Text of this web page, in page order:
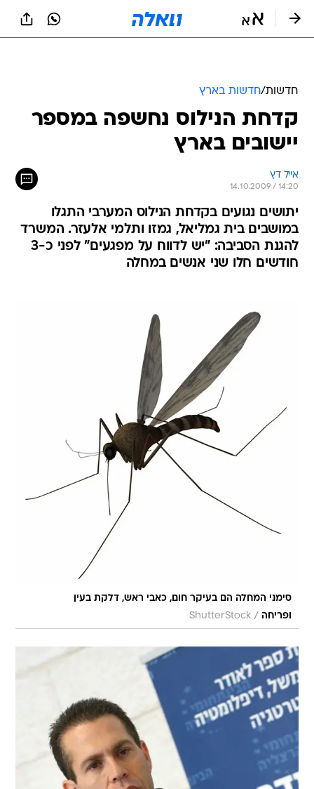
חדשות/חדשות בארץ
קדחת הנילוס נחשפה במספר
יישובים בארץ
אייל דץ
14.10.2009 / 14:20
יתושים נגועים בקדחת הנילוס המערבי התגלו
במושבים בית גמליאל, גמזו ותלמי אלעזר. המשרד
להגנת הסביבה: "יש לדווח על מפגעים" לפני כ-3
חודשים חלו שני אנשים במחלה
סימני המחלה הם בעיקר חום, כאבי ראש, דלקת בעין
ופריחה /
ShutterStock